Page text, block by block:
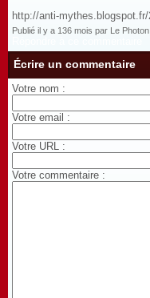
http://anti-
Publié il y a 136 mois par Le Photon.
Écrire un commentaire
Votre nom :
Votre email :
Votre URL :
Votre commentaire :